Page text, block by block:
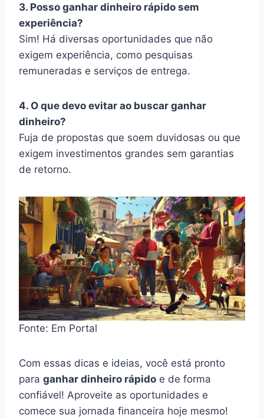
3. Posso ganhar dinheiro rápido sem
experiência?
Sim! Há diversas oportunidades que não
exigem experiência, como pesquisas
remuneradas e serviços de entrega.
4. O que devo evitar ao buscar ganhar
dinheiro?
Fuja de propostas que soem duvidosas ou que
exigem investimentos grandes sem garantias
de retorno.
Fonte: Em Portal
Com essas dicas e ideias, você está pronto
para ganhar dinheiro rápido e de forma
confiável! Aproveite as oportunidades e
comece sua jornada financeira hoje mesmo!